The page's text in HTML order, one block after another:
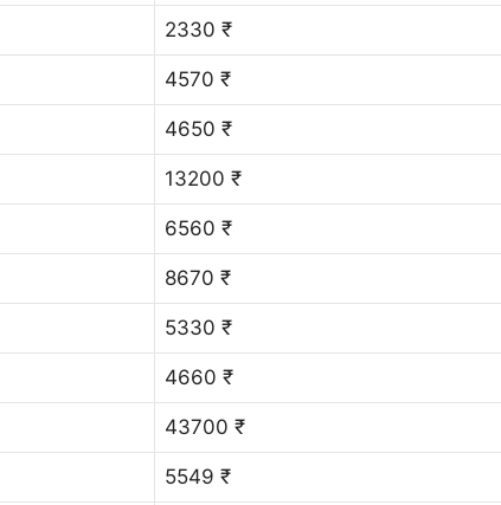
2330 ₹
4570 ₹
4650 ₹
13200 ₹
6560 ₹
8670 ₹
5330 ₹
4660 ₹
43700 ₹
5549 ₹